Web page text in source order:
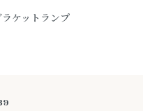
ラケットランプ